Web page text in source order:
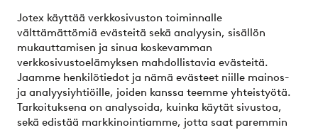
Jotex käyttää verkkosivuston toiminnalle
välttämättömiä evästeitä sekä analyysin, sisällön
mukauttamisen ja sinua koskevamman
verkkosivustoelämyksen mahdollistavia evästeitä.
Jaamme henkilötiedot ja nämä evästeet niille mainos-
ja analyysiyhtiöille, joiden kanssa teemme yhteistyötä.
Tarkoituksena on analysoida, kuinka käytät sivustoa,
sekä edistää markkinointiamme, jotta saat paremmin
* Katso tarjouksen ehdot rekisteröitymisen yhteydessä
Asiakaspalvelu
Löydät vastauksen tavallisimpiin kysymyksiin Tavallisimpia
kysymyksiä -osiosta. Löydät täältä myös yhteystietomme.